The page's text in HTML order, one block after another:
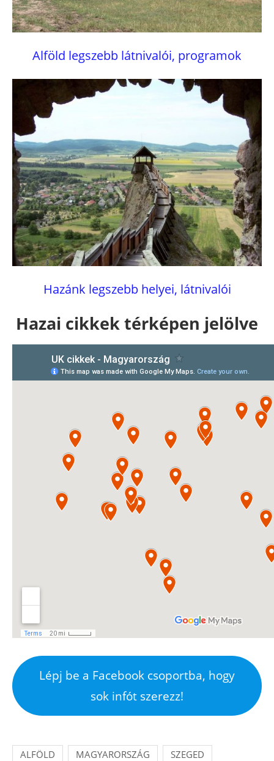
Alföld legszebb látnivalói, programok
Hazánk legszebb helyei, látnivalói
Hazai cikkek térképen jelölve
Lépj be a Facebook csoportba, hogy
sok infót szerezz!
ALFÖLD MAGYARORSZÁG SZEGED